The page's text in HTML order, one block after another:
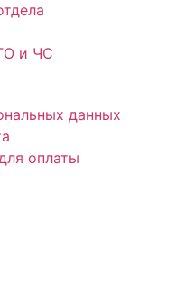
и ЧС
данных
оплаты